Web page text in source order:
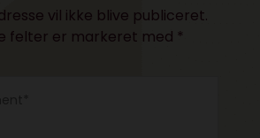
vil ikke blive publiceret.
felter er markeret med *